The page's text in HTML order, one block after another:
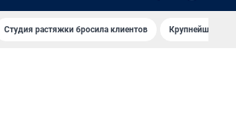
Студия растяжки бросила клиентов Крупнейшие